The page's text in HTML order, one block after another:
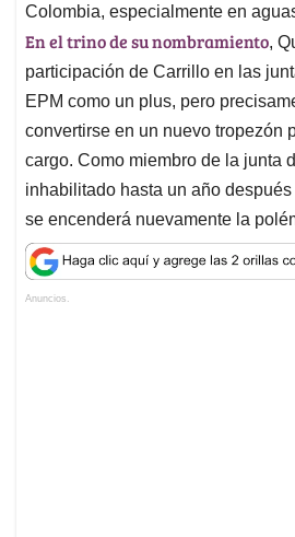
Colombia, especialmente en
En el trino de su nombramiento,
participación de Carrillo en las
EPM como un plus, pero
convertirse en un nuevo tropezón
cargo. Como miembro de la junta
inhabilitado hasta un año
se encenderá nuevamente la
Anuncios.